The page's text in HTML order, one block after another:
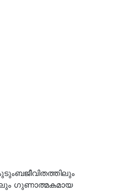
ഗുണാത്മകമായ